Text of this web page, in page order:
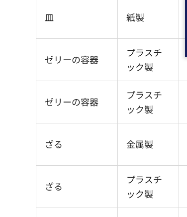
皿 紙製
ゼリーの容器
プラスチ
ック製
ゼリーの容器
プラスチ
ック製
ざる 金属製
ざる
プラスチ
ック製